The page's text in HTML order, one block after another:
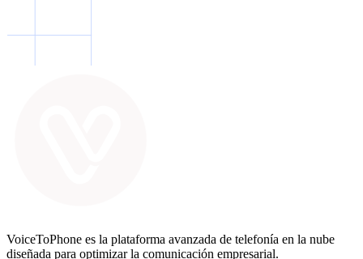
VoiceToPhone es la plataforma avanzada de telefonía en la nube
diseñada para optimizar la comunicación empresarial.